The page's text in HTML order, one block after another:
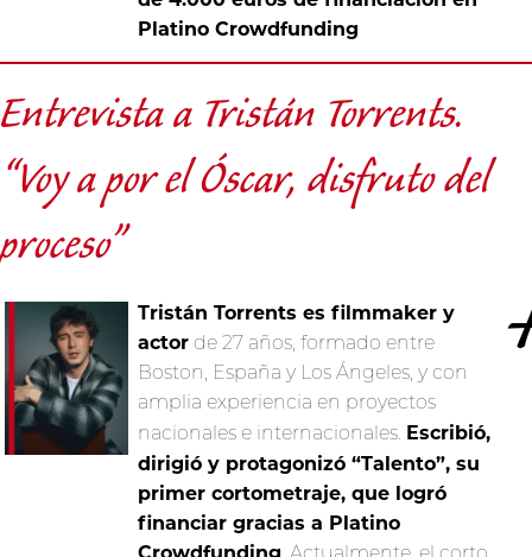
Platino Crowdfunding
Entrevista a Tristán Torrents.
“Voy a por el Óscar, disfruto del
proceso”
Tristán Torrents es filmmaker y
actor de 27 años, formado entre
Boston, España y Los Ángeles, y con
amplia experiencia en proyectos
nacionales e internacionales. Escribió,
dirigió y protagonizó “Talento”, su
primer cortometraje, que logró
financiar gracias a Platino
Crowdfunding . Actualmente, el corto